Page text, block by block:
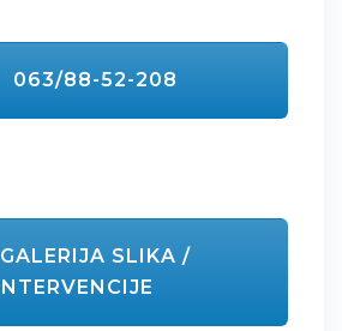
063/88-52-208
GALERIJA SLIKA /
INTERVENCIJE